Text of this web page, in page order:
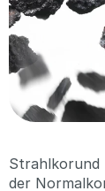
Strahlkorund
der